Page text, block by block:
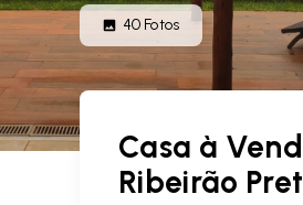
40 Fotos
Casa à
Ribeirão